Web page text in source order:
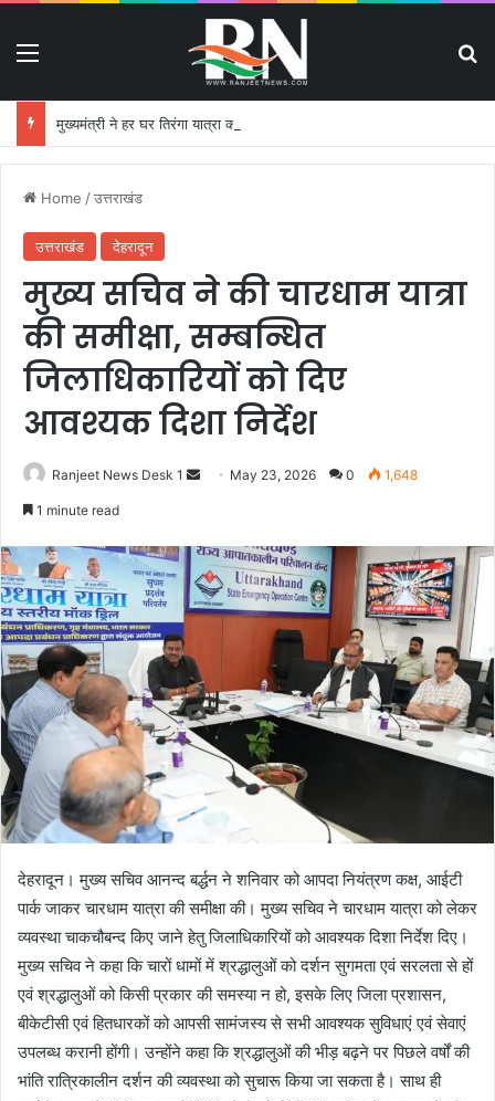
मुख्यमंत्री ने हर घर तिरंगा यात्रा कार्यक्रम में किया प्रतिभाग
Home /उत्तराखंड
उत्तराखंड देहरादून
मुख्य सचिव ने की चारधाम यात्रा
की समीक्षा, सम्बन्धित
जिलाधिकारियों को दिए
आवश्यक दिशा निर्देश
Ranjeet News Desk 1
d
a
n
a
i
l
May 23, 2026 0 1,648
1 minute read
देहरादून। मुख्य सचिव आनन्द बर्द्धन ने शनिवार को आपदा नियंत्रण कक्ष, आईटी
पार्क जाकर चारधाम यात्रा की समीक्षा की। मुख्य सचिव ने चारधाम यात्रा को लेकर
व्यवस्था चाकचौबन्द किए जाने हेतु जिलाधिकारियों को आवश्यक दिशा निर्देश दिए।
मुख्य सचिव ने कहा कि चारों धामों में श्रद्धालुओं को दर्शन सुगमता एवं सरलता से हों
एवं श्रद्धालुओं को किसी प्रकार की समस्या न हो, इसके लिए जिला प्रशासन,
बीकेटीसी एवं हितधारकों को आपसी सामंजस्य से सभी आवश्यक सुविधाएं एवं सेवाएं
उपलब्ध करानी होंगी। उन्होंने कहा कि श्रद्धालुओं की भीड़ बढ़ने पर पिछले वर्षों की
भांति रात्रिकालीन दर्शन की व्यवस्था को सुचारू किया जा सकता है। साथ ही